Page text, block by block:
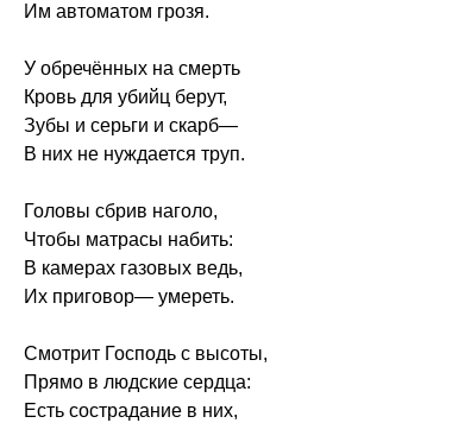
Им автоматом грозя.
У обречённых на смерть
Кровь для убийц берут,
Зубы и серьги и скарб—
В них не нуждается труп.
Головы сбрив наголо,
Чтобы матрасы набить:
В камерах газовых ведь,
Их приговор— умереть.
Смотрит Господь с высоты,
Прямо в людские сердца:
Есть сострадание в них,